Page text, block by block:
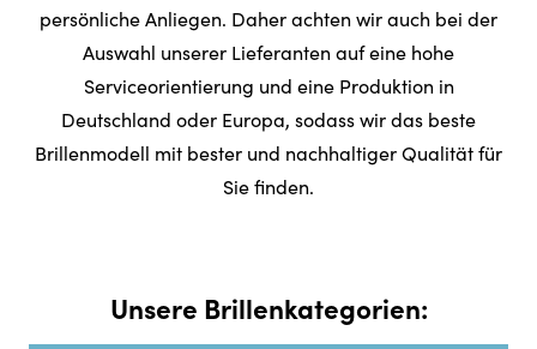
persönliche Anliegen. Daher achten wir auch bei der
Auswahl unserer Lieferanten auf eine hohe
Serviceorientierung und eine Produktion in
Deutschland oder Europa, sodass wir das beste
Brillenmodell mit bester und nachhaltiger Qualität für
Sie finden.
Unsere Brillenkategorien: